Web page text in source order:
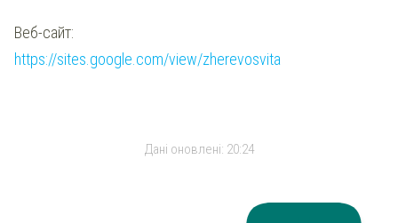
Веб-сайт:
https://sites.google.com/view/zherevosvita
Дані оновлені: 20:24